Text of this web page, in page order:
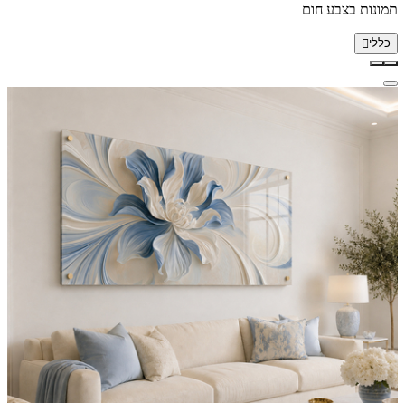
תמונות בצבע חום
כללי